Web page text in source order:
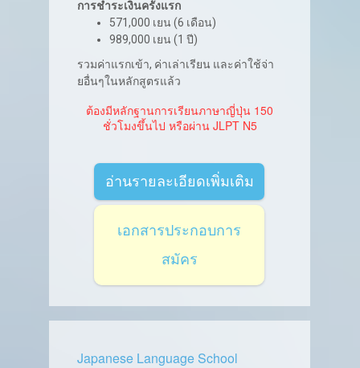
การชำระเงินครั้งแรก
571,000 เยน (6 เดือน)
989,000 เยน (1 ปี)
รวมค่าแรกเข้า, ค่าเล่าเรียน และค่าใช้จ่า
ยอื่นๆในหลักสูตรแล้ว
ต้องมีหลักฐานการเรียนภาษาญี่ปุ่น 150
ชั่วโมงขึ้นไป หรือผ่าน JLPT N5
อ่านรายละเอียดเพิ่มเติม
เอกสารประกอบการ
สมัคร
Japanese Language School